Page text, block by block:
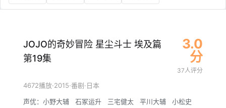
JOJO的奇妙冒险 星尘斗士 埃及篇
第19集
3.0
分
37人评分
4672播放·2015·番剧·日本
声优： 小野大辅 石冢运升 三宅健太 平川大辅
小松史